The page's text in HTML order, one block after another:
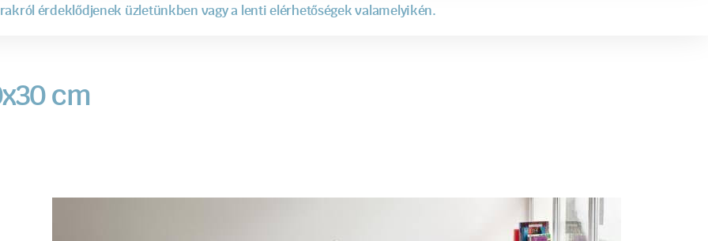
érdeklődjenek üzletünkben vagy a lenti elérhetőségek valamelyikén.
cm